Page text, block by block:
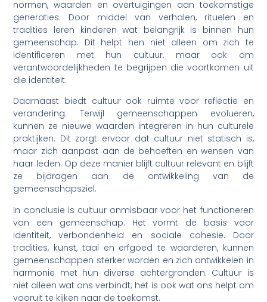
normen, waarden en overtuigingen aan toekomstige
generaties. Door middel van verhalen, rituelen en
tradities leren kinderen wat belangrijk is binnen hun
gemeenschap. Dit helpt hen niet alleen om zich te
identificeren met hun cultuur, maar ook om
verantwoordelijkheden te begrijpen die voortkomen uit
die identiteit.
Daarnaast biedt cultuur ook ruimte voor reflectie en
verandering. Terwijl gemeenschappen evolueren,
kunnen ze nieuwe waarden integreren in hun culturele
praktijken. Dit zorgt ervoor dat cultuur niet statisch is,
maar zich aanpast aan de behoeften en wensen van
haar leden. Op deze manier blijft cultuur relevant en blijft
ze bijdragen aan de ontwikkeling van de
gemeenschapsziel.
In conclusie is cultuur onmisbaar voor het functioneren
van een gemeenschap. Het vormt de basis voor
identiteit, verbondenheid en sociale cohesie. Door
tradities, kunst, taal en erfgoed te waarderen, kunnen
gemeenschappen sterker worden en zich ontwikkelen in
harmonie met hun diverse achtergronden. Cultuur is
niet alleen wat ons verbindt; het is ook wat ons helpt om
vooruit te kijken naar de toekomst.